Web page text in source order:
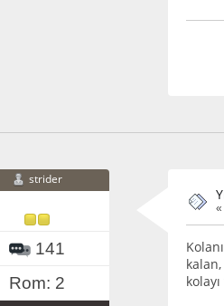
strider
141
Rom: 2
«